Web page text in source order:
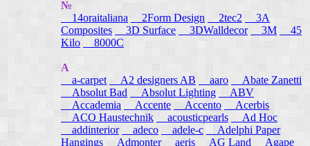
№
14oraitaliana
2Form Design 2tec2
3A
Composites
3D Surface 3DWalldecor 3M
45
Kilo
8000C
A
a-carpet
A2 designers AB aaro
Abate Zanetti
Absolut Bad
Absolut Lighting
ABV
Accademia
Accente Accento
Acerbis
ACO Haustechnik
acousticpearls
Ad Hoc
addinterior
adeco adele-c
Adelphi Paper
Hangings Admonter aeris AG Land Agape